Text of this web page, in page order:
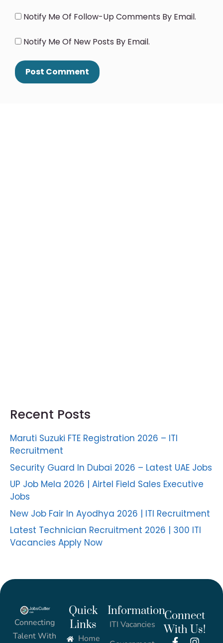
Notify Me Of Follow-Up Comments By Email.
Notify Me Of New Posts By Email.
Recent Posts
Maruti Suzuki FTE Registration 2026 – ITI
Recruitment
Security Guard In Dubai 2026 – Latest UAE Jobs
UP Job Mela 2026 | Airtel Field Sales Executive
Jobs
New Job Fair In Ayodhya 2026 | ITI Recruitment
Latest Technician Recruitment 2026 | 300 ITI
Vacancies Apply Now
Connecting
Talent With
Quick
Links
Home
Information
ITI Vacancies
Connect
With Us!